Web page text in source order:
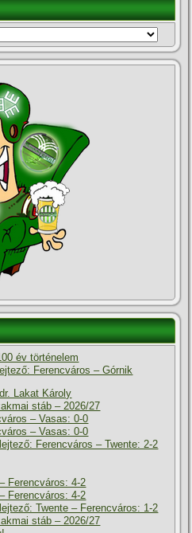
év történelem
Ferencváros – Górnik
Lakat Károly
stáb – 2026/27
– Vasas: 0-0
– Vasas: 0-0
Ferencváros – Twente: 2-2
Ferencváros: 4-2
Ferencváros: 4-2
Twente – Ferencváros: 1-2
stáb – 2026/27